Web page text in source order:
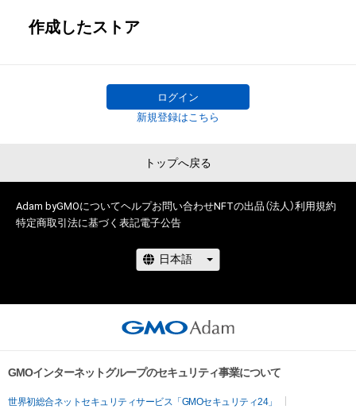
作成したストア
ログイン
新規登録はこちら
トップへ戻る
Adam byGMOについてヘルプお問い合わせNFTの出品（法人）利用規約
特定商取引法に基づく表記電子公告
GMOインターネットグループのセキュリティ事業について
世界初総合ネットセキュリティサービス「GMOセキュリティ24」